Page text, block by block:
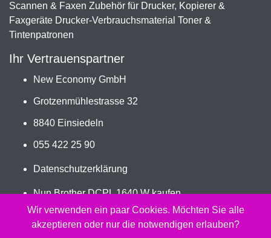
Scannen & Faxen Zubehör für Drucker, Kopierer &
Faxgeräte Drucker-Verbrauchsmaterial Toner &
Tintenpatronen
Ihr Vertrauenspartner
New Economy GmbH
Grotzenmühlestrasse 32
8840 Einsiedeln
055 422 25 90
Datenschutzerklärung
Nun Brother DCPL 1640 W kaufen
Jetzt TN-1150 bestellen
Wir verwenden ein paar Cookies. Möchten Sie alle
akzeptieren oder nur die notwendigen erlauben?